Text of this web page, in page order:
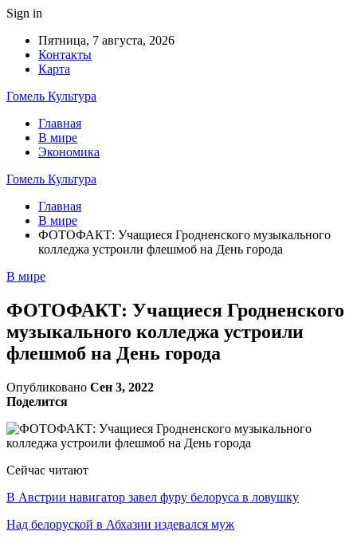
Sign in
Пятница, 7 августа, 2026
Контакты
Карта
Гомель Культура
Главная
В мире
Экономика
Гомель Культура
Главная
В мире
ФОТОФАКТ: Учащиеся Гродненского музыкального
колледжа устроили флешмоб на День города
В мире
ФОТОФАКТ: Учащиеся Гродненского
музыкального колледжа устроили
флешмоб на День города
Опубликовано Сен 3, 2022
Поделится
Сейчас читают
В Австрии навигатор завел фуру белоруса в ловушку
Над белоруской в Абхазии издевался муж